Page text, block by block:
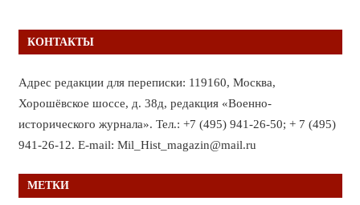
КОНТАКТЫ
Адрес редакции для переписки: 119160, Москва,
Хорошёвское шоссе, д. 38д, редакция «Военно-
исторического журнала». Тел.: +7 (495) 941-26-50; + 7 (495)
941-26-12. E-mail: Mil_Hist_magazin@mail.ru
МЕТКИ